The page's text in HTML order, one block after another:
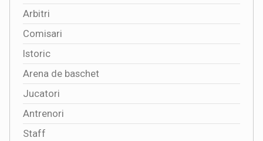
Arbitri
Comisari
Istoric
Arena de baschet
Jucatori
Antrenori
Staff